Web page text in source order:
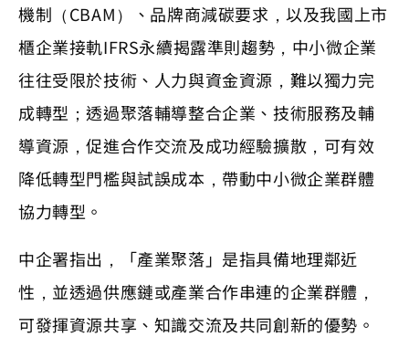
機制（CBAM）、品牌商減碳要求，以及我國上市
櫃企業接軌IFRS永續揭露準則趨勢，中小微企業
往往受限於技術、人力與資金資源，難以獨力完
成轉型；透過聚落輔導整合企業、技術服務及輔
導資源，促進合作交流及成功經驗擴散，可有效
降低轉型門檻與試誤成本，帶動中小微企業群體
協力轉型。
中企署指出，「產業聚落」是指具備地理鄰近
性，並透過供應鏈或產業合作串連的企業群體，
可發揮資源共享、知識交流及共同創新的優勢。